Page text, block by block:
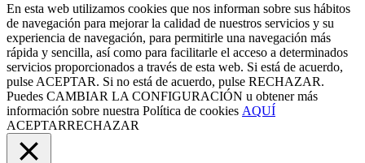
En esta web utilizamos cookies que nos informan sobre sus hábitos
de navegación para mejorar la calidad de nuestros servicios y su
experiencia de navegación, para permitirle una navegación más
rápida y sencilla, así como para facilitarle el acceso a determinados
servicios proporcionados a través de esta web. Si está de acuerdo,
pulse ACEPTAR. Si no está de acuerdo, pulse RECHAZAR.
Puedes CAMBIAR LA CONFIGURACIÓN u obtener más
información sobre nuestra Política de cookies AQUÍ
ACEPTARRECHAZAR